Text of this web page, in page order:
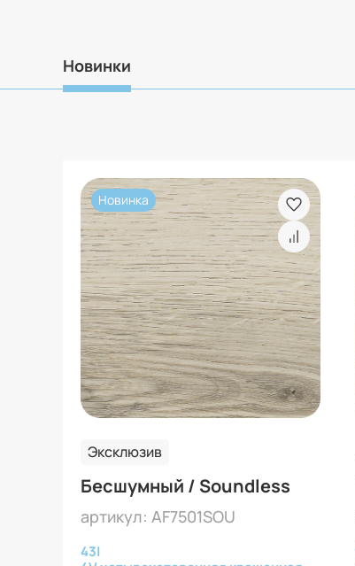
Новинки
Новинка
Эксклюзив
Бесшумный / Soundless
артикул: AF7501SOU
43|